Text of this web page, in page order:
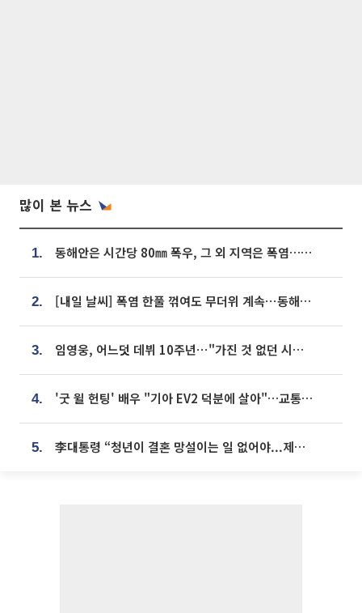
많이 본 뉴스
1. 동해안은 시간당 80㎜ 폭우, 그 외 지역은 폭염…‘극과 극 날씨’
2. [내일 날씨] 폭염 한풀 꺾여도 무더위 계속⋯동해안 이틀 연속 비
3. 임영웅, 어느덧 데뷔 10주년⋯"가진 것 없던 시절, 내 앞엔 20명의 팬뿐"
4. '굿 윌 헌팅' 배우 "기아 EV2 덕분에 살아"…교통사고 후 안전성 극찬
5. 李대통령 “청년이 결혼 망설이는 일 없어야...제도상 불이익 조사”